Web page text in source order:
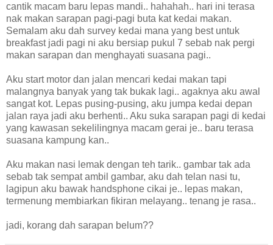
cantik macam baru lepas mandi.. hahahah.. hari ini terasa
nak makan sarapan pagi-pagi buta kat kedai makan.
Semalam aku dah survey kedai mana yang best untuk
breakfast jadi pagi ni aku bersiap pukul 7 sebab nak pergi
makan sarapan dan menghayati suasana pagi..
Aku start motor dan jalan mencari kedai makan tapi
malangnya banyak yang tak bukak lagi.. agaknya aku awal
sangat kot. Lepas pusing-pusing, aku jumpa kedai depan
jalan raya jadi aku berhenti.. Aku suka sarapan pagi di kedai
yang kawasan sekelilingnya macam gerai je.. baru terasa
suasana kampung kan..
Aku makan nasi lemak dengan teh tarik.. gambar tak ada
sebab tak sempat ambil gambar, aku dah telan nasi tu,
lagipun aku bawak handsphone cikai je.. lepas makan,
termenung membiarkan fikiran melayang.. tenang je rasa..
jadi, korang dah sarapan belum??